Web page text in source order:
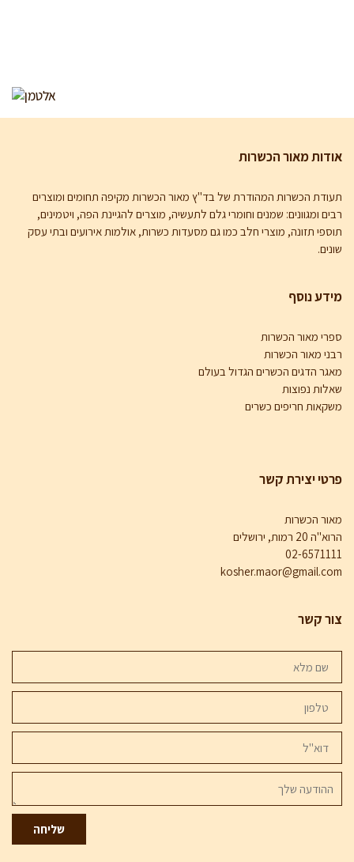
אודות מאור הכשרות
תעודת הכשרות המהודרת של בד"ץ מאור הכשרות מקיפה תחומים ומוצרים
רבים ומגוונים: שמנים וחומרי גלם לתעשיה, מוצרים להגיינת הפה, ויטמינים,
תוספי תזונה, מוצרי חלב כמו גם מסעדות כשרות, אולמות אירועים ובתי עסק
שונים.
מידע נוסף
ספרי מאור הכשרות
רבני מאור הכשרות
מאגר הדגים הכשרים הגדול בעולם
שאלות נפוצות
משקאות חריפים כשרים
פרטי יצירת קשר
מאור הכשרות
הרוא"ה 20 רמות, ירושלים
02-6571111
kosher.maor@gmail.com
צור קשר
שם
מלא
טלפון
דוא''ל
ההודעה
שלך
שליחה